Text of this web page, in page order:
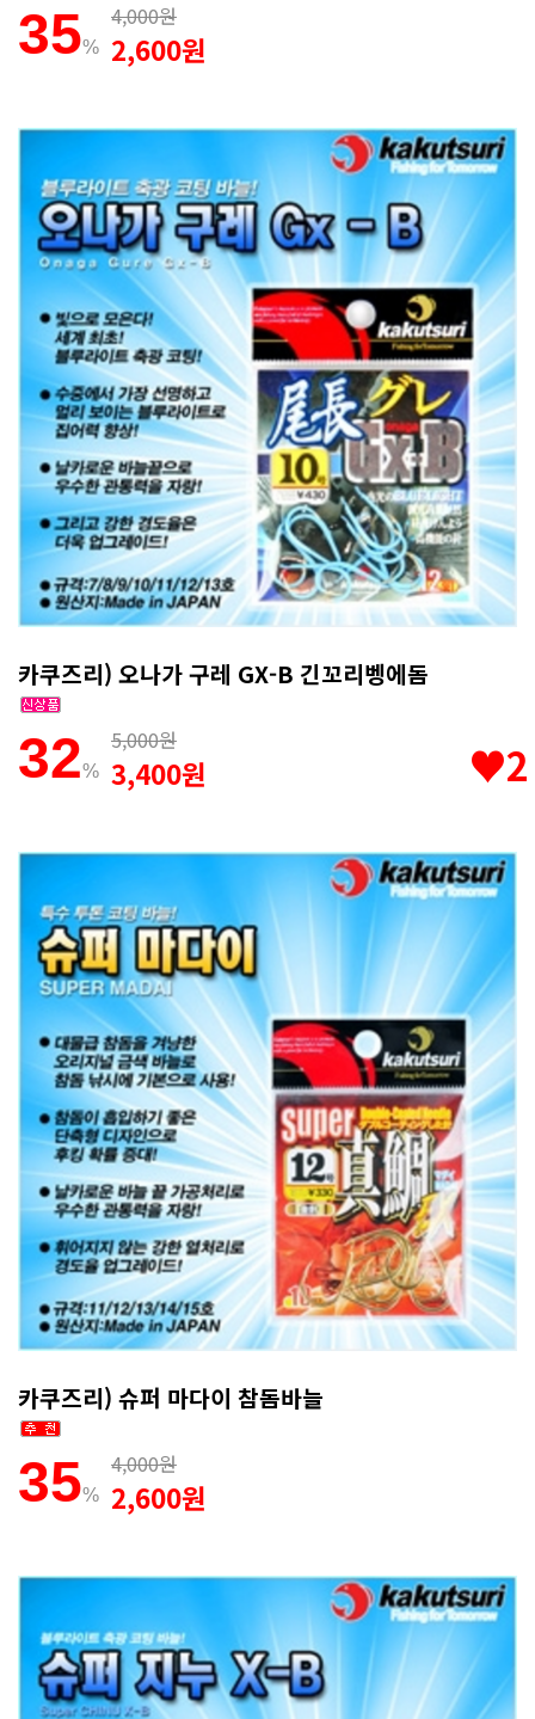
35%
4,000원
2,600원
카쿠즈리) 오나가 구레 GX-B 긴꼬리벵에돔
32%
5,000원
3,400원 ♥2
카쿠즈리) 슈퍼 마다이 참돔바늘
35%
4,000원
2,600원